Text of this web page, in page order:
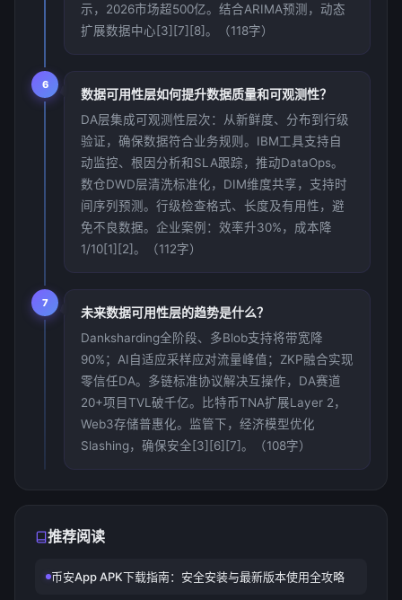
示，2026市场超500亿。结合ARIMA预测，动态
扩展数据中心[3][7][8]。（118字）
6
数据可用性层如何提升数据质量和可观测性？
DA层集成可观测性层次：从新鲜度、分布到行级
验证，确保数据符合业务规则。IBM工具支持自
动监控、根因分析和SLA跟踪，推动DataOps。
数仓DWD层清洗标准化，DIM维度共享，支持时
间序列预测。行级检查格式、长度及有用性，避
免不良数据。企业案例：效率升30%，成本降
1/10[1][2]。（112字）
7
未来数据可用性层的趋势是什么？
Danksharding全阶段、多Blob支持将带宽降
90%；AI自适应采样应对流量峰值；ZKP融合实现
零信任DA。多链标准协议解决互操作，DA赛道
20+项目TVL破千亿。比特币TNA扩展Layer 2，
Web3存储普惠化。监管下，经济模型优化
Slashing，确保安全[3][6][7]。（108字）
推荐阅读
币安App APK下载指南：安全安装与最新版本使用全攻略